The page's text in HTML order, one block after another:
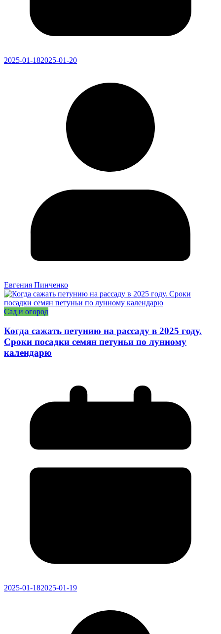
2025-01-182025-01-20
Евгения Пинченко
Сад и огород
Когда сажать петунию на рассаду в 2025 году.
Сроки посадки семян петуньи по лунному
календарю
2025-01-182025-01-19